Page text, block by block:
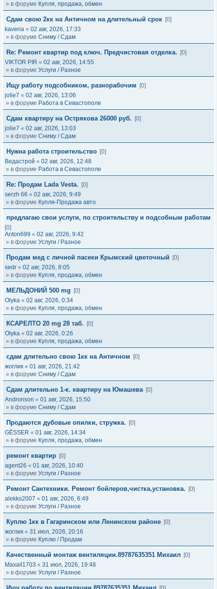
» в форуме Купля, продажа, обмен
Сдам свою 2кк на Античном на длительный срок [0]
kaveria « 02 авг, 2026, 17:33
» в форуме Сниму / Сдам
Re: Ремонт квартир под ключ. Предчистовая отделка.
[0]
VIKTOR PIR « 02 авг, 2026, 14:55
» в форуме Услуги / Разное
Ищу работу подсобником, разнорабочим
[0]
jolie7 « 02 авг, 2026, 13:06
» в форуме Работа в Севастополе
Сдам квартиру на Острякова 26000 руб.
[0]
jolie7 « 02 авг, 2026, 13:03
» в форуме Сниму / Сдам
Нужна работа строительство [0]
Ведастрой « 02 авг, 2026, 12:48
» в форуме Работа в Севастополе
Re: Продам Lada Vesta.
[0]
serzh 66 « 02 авг, 2026, 9:49
» в форуме Купля-Продажа авто
предлагаю свои услуги, по строительству и подсобным работам
[0]
Anton699 « 02 авг, 2026, 9:42
» в форуме Услуги / Разное
Продам мед с личной пасеки Крымский цветочный
[0]
sedr « 02 авг, 2026, 8:05
» в форуме Купля, продажа, обмен
МЕЛЬДОНИЙ 500 mg
[0]
Olyka « 02 авг, 2026, 0:34
» в форуме Купля, продажа, обмен
КСАРЕЛТО 20 mg 28 таб.
[0]
Olyka « 02 авг, 2026, 0:26
» в форуме Купля, продажа, обмен
сдам длительно свою 1кк на Античном
[0]
жоглик « 01 авг, 2026, 21:42
» в форуме Сниму / Сдам
Сдам длительно 1-к. квартиру на Юмашева [0]
Andronson « 01 авг, 2026, 15:50
» в форуме Сниму / Сдам
Продаются дубовые опилки, стружка.
[0]
GЁSSER « 01 авг, 2026, 14:34
» в форуме Купля, продажа, обмен
ремонт квартир [0]
agent26 « 01 авг, 2026, 10:40
» в форуме Услуги / Разное
Ремонт Сантехники. Ремонт бойлеров,чистка,установка.
[0]
alekks2007 « 01 авг, 2026, 6:49
» в форуме Услуги / Разное
Куплю 1кк в Гагаринском или Ленинском районе [0]
жоглик « 31 июл, 2026, 20:16
» в форуме Куплю / Продам
Качественный монтаж вентиляции.89787635351 Михаил [0]
Maxail1703 « 31 июл, 2026, 19:48
» в форуме Услуги / Разное